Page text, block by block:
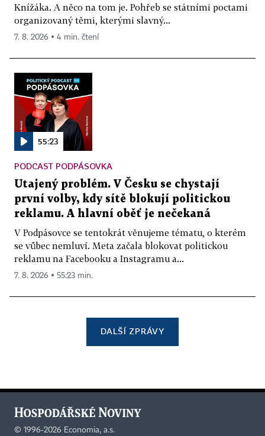
Knížáka. A něco na tom je. Pohřeb se státními poctami
organizovaný těmi, kterými slavný...
7. 8. 2026 ▪ 4 min. čtení
55:23
PODCAST PODPÁSOVKA
Utajený problém. V Česku se chystají
první volby, kdy sítě blokují politickou
reklamu. A hlavní oběť je nečekaná
V Podpásovce se tentokrát věnujeme tématu, o kterém
se vůbec nemluví. Meta začala blokovat politickou
reklamu na Facebooku a Instagramu a...
7. 8. 2026 ▪ 55:23 min.
DALŠÍ ZPRÁVY
© 1996-2026 Economia, a.s.